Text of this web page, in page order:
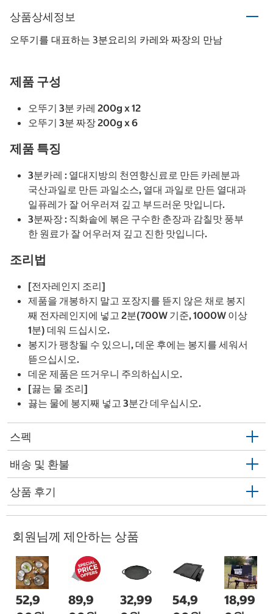
상품상세정보
오뚜기를 대표하는 3분요리의 카레와 짜장의 만남
제품 구성
오뚜기 3분 카레 200g x 12
오뚜기 3분 짜장 200g x 6
제품 특징
3분카레 : 열대지방의 천연향신료로 만든 카레분과
국산과일로 만든 과일소스, 열대 과일로 만든 열대과
일퓨레가 잘 어우러져 깊고 부드러운 맛입니다.
3분짜장 : 직화솥에 볶은 구수한 춘장과 감칠맛 풍부
한 원료가 잘 어우러져 깊고 진한 맛입니다.
조리법
[전자레인지 조리]
제품을 개봉하지 말고 포장지를 뜯지 않은 채로 봉지
째 전자레인지에 넣고 2분(700W 기준, 1000W 이상
1분) 데워 드십시오.
봉지가 팽창될 수 있으니, 데운 후에는 봉지를 세워서
뜯으십시오.
데운 제품은 뜨거우니 주의하십시오.
[끓는 물 조리]
끓는 물에 봉지째 넣고 3분간 데우십시오.
스펙
배송 및 환불
상품 후기
회원님께 제안하는 상품
52,9
89,9
32,99
54,9
18,99